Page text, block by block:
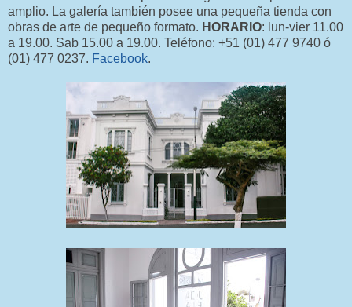
amplio. La galería también posee una pequeña tienda con
obras de arte de pequeño formato. HORARIO: lun-vier 11.00
a 19.00. Sab 15.00 a 19.00. Teléfono: +51 (01) 477 9740 ó
(01) 477 0237. Facebook.